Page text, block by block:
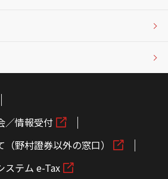
／情報受付
野村證券以外の窓口）
ステム e-Tax